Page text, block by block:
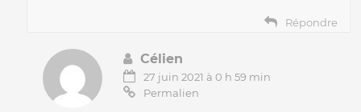
Répondre
Célien
27 juin 2021 à 0 h 59 min
Permalien